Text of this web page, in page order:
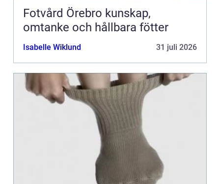
Fotvård Örebro kunskap,
omtanke och hållbara fötter
Isabelle Wiklund 31 juli 2026